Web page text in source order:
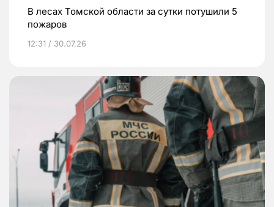
В лесах Томской области за сутки потушили 5
пожаров
12:31 / 30.07.26